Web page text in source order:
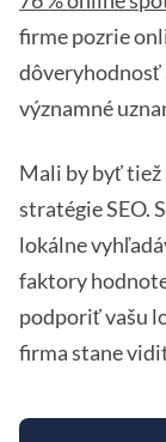
firme pozrie
dôveryhodnosť
významné
Mali by byť tiež
stratégie SEO.
lokálne
faktory
podporiť vašu
firma stane